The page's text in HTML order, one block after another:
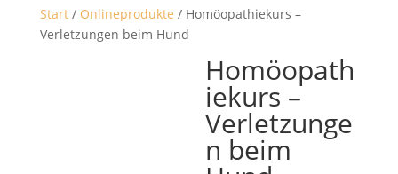
Start/ Onlineprodukte / Homöopathiekurs –
Verletzungen beim Hund
Homöopath
iekurs –
Verletzunge
n beim